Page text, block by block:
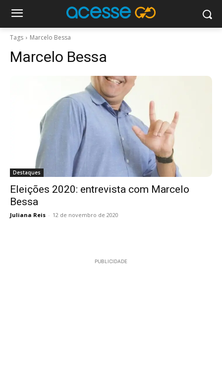
Tags Marcelo Bessa
Marcelo Bessa
Destaques
Eleições 2020: entrevista com Marcelo
Bessa
Juliana Reis - 12 de novembro de 2020
PUBLICIDADE